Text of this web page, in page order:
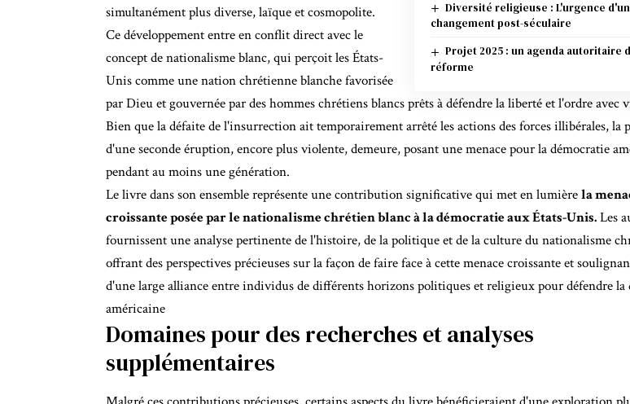
Diversité religieuse : L'urgence d'un
changement post-séculaire
Projet 2025 : un agenda autoritaire
réforme
simultanément plus diverse, laïque et cosmopolite.
Ce développement entre en conflit direct avec le
concept de nationalisme blanc, qui perçoit les États-
Unis comme une nation chrétienne blanche favorisée
par Dieu et gouvernée par des hommes chrétiens blancs prêts à défendre la liberté et l'ordre avec
Bien que la défaite de l'insurrection ait temporairement arrêté les actions des forces illibérales, la
d'une seconde éruption, encore plus violente, demeure, posant une menace pour la démocratie
pendant au moins une génération.
Le livre dans son ensemble représente une contribution significative qui met en lumièrela
croissante posée par le nationalisme chrétien blanc à la démocratie aux États-Unis.Les
fournissent une analyse pertinente de l'histoire, de la politique et de la culture du nationalisme
offrant des perspectives précieuses sur la façon de faire face à cette menace croissante et
d'une large alliance entre individus de différents horizons politiques et religieux pour défendre la
américaine
Domaines pour des recherches et analyses
supplémentaires